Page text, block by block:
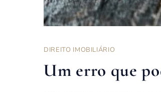
DIREITO IMOBILIÁRIO
Um erro que